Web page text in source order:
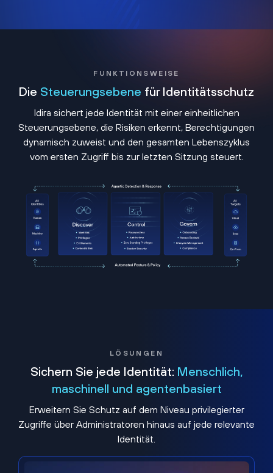
FUNKTIONSWEISE
Die Steuerungsebene für Identitätsschutz
Idira sichert jede Identität mit einer einheitlichen
Steuerungsebene, die Risiken erkennt, Berechtigungen
dynamisch zuweist und den gesamten Lebenszyklus
vom ersten Zugriff bis zur letzten Sitzung steuert.
LÖSUNGEN
Sichern Sie jede Identität: Menschlich,
maschinell und agentenbasiert
Erweitern Sie Schutz auf dem Niveau privilegierter
Zugriffe über Administratoren hinaus auf jede relevante
Identität.